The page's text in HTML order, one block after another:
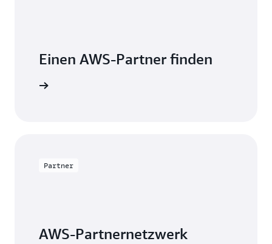
Einen AWS-Partner finden
Partner
AWS-Partnernetzwerk